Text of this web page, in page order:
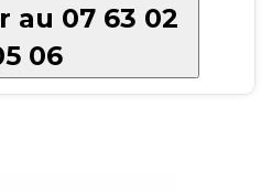
au 07 63 02
06